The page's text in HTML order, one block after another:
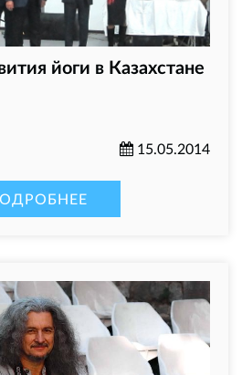
йоги в Казахстане
15.05.2014